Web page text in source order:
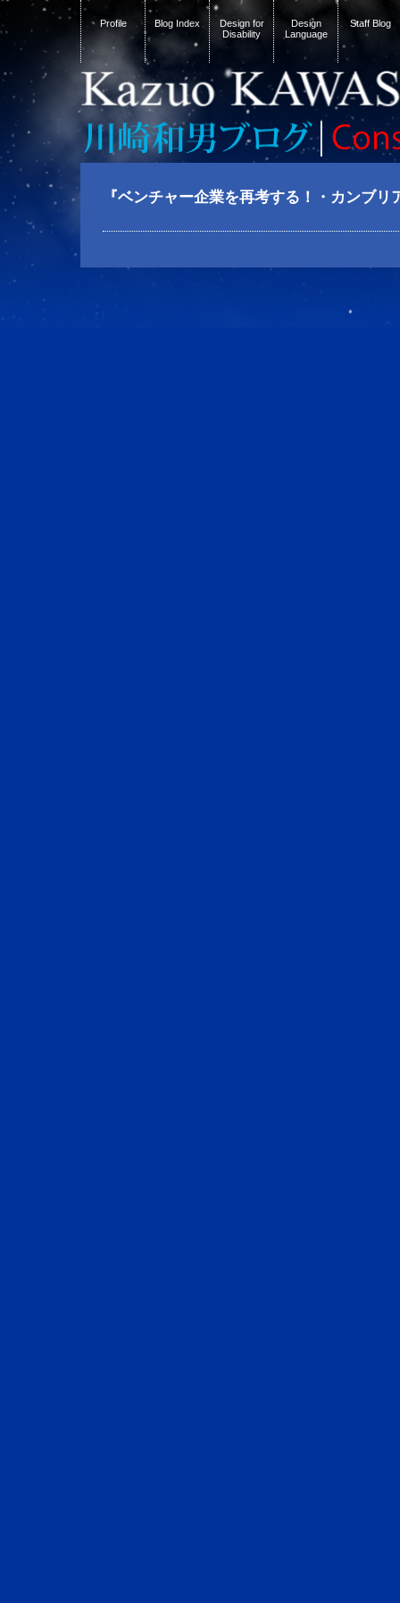
Profile Blog Index
Design for
Disability
Design
Language
Staff Blog
『ベンチャー企業を再考する！・カンブリ